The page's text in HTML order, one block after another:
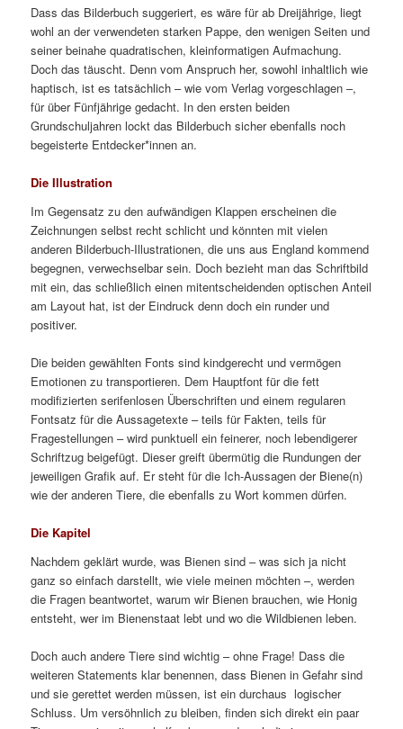
Dass das Bilderbuch suggeriert, es wäre für ab Dreijährige, liegt
wohl an der verwendeten starken Pappe, den wenigen Seiten und
seiner beinahe quadratischen, kleinformatigen Aufmachung.
Doch das täuscht. Denn vom Anspruch her, sowohl inhaltlich wie
haptisch, ist es tatsächlich – wie vom Verlag vorgeschlagen –,
für über Fünfjährige gedacht. In den ersten beiden
Grundschuljahren lockt das Bilderbuch sicher ebenfalls noch
begeisterte Entdecker*innen an.
Die Illustration
Im Gegensatz zu den aufwändigen Klappen erscheinen die
Zeichnungen selbst recht schlicht und könnten mit vielen
anderen Bilderbuch-Illustrationen, die uns aus England kommend
begegnen, verwechselbar sein. Doch bezieht man das Schriftbild
mit ein, das schließlich einen mitentscheidenden optischen Anteil
am Layout hat, ist der Eindruck denn doch ein runder und
positiver.
Die beiden gewählten Fonts sind kindgerecht und vermögen
Emotionen zu transportieren. Dem Hauptfont für die fett
modifizierten serifenlosen Überschriften und einem regularen
Fontsatz für die Aussagetexte – teils für Fakten, teils für
Fragestellungen – wird punktuell ein feinerer, noch lebendigerer
Schriftzug beigefügt. Dieser greift übermütig die Rundungen der
jeweiligen Grafik auf. Er steht für die Ich-Aussagen der Biene(n)
wie der anderen Tiere, die ebenfalls zu Wort kommen dürfen.
Die Kapitel
Nachdem geklärt wurde, was Bienen sind – was sich ja nicht
ganz so einfach darstellt, wie viele meinen möchten –, werden
die Fragen beantwortet, warum wir Bienen brauchen, wie Honig
entsteht, wer im Bienenstaat lebt und wo die Wildbienen leben.
Doch auch andere Tiere sind wichtig – ohne Frage! Dass die
weiteren Statements klar benennen, dass Bienen in Gefahr sind
und sie gerettet werden müssen, ist ein durchaus logischer
Schluss. Um versöhnlich zu bleiben, finden sich direkt ein paar